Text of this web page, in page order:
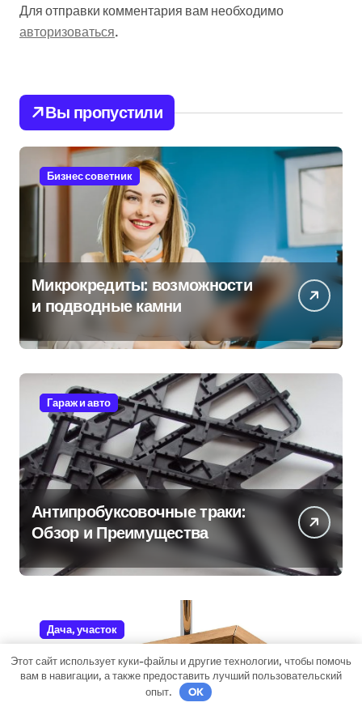
Для отправки комментария вам необходимо
авторизоваться.
Вы пропустили
Бизнес советник
Микрокредиты: возможности
и подводные камни
Гараж и авто
Антипробуксовочные траки:
Обзор и Преимущества
Дача, участок
Этот сайт использует куки-файлы и другие технологии, чтобы помочь
вам в навигации, а также предоставить лучший пользовательский
опыт.
OK